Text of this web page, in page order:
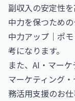
副収入の安定性
中力を保つため
中力アップ｜ポ
考になります。
また、AI・マー
マーケティング
務活用支援のお